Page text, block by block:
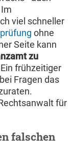
viel schneller
ohne
Seite kann
zu
Ein frühzeitiger
Fragen das
für
falschen